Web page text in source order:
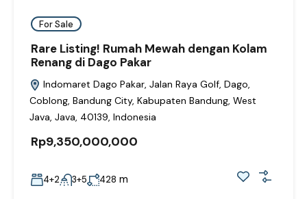
For Sale
Rare Listing! Rumah Mewah dengan Kolam
Renang di Dago Pakar
Indomaret Dago Pakar, Jalan Raya Golf, Dago,
Coblong, Bandung City, Kabupaten Bandung, West
Java, Java, 40139, Indonesia
Rp9,350,000,000
4+2 3+5 428 m